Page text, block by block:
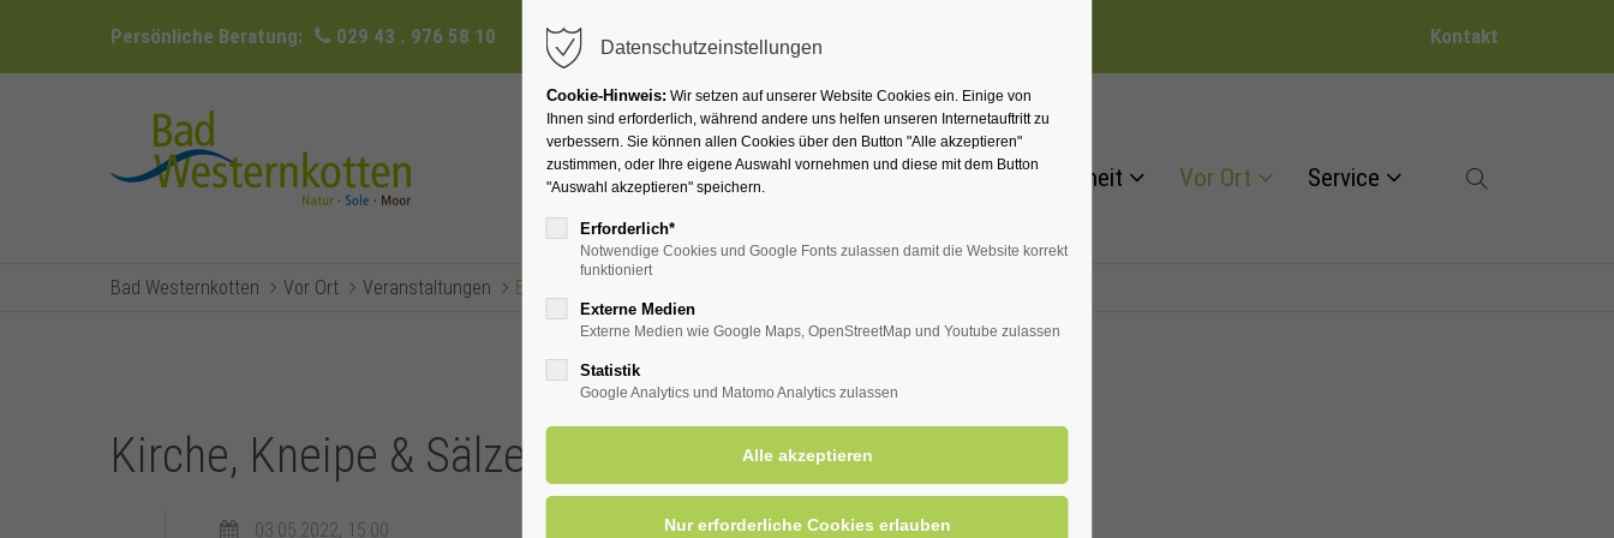
Persönliche Beratung: 029 43 . 976 58 10 info@badwesternkotten.de Kontakt
Ihr Heilbad Übernachten Für Ihre Gesundheit Vor Ort Service
Bad Westernkotten Vor Ort Veranstaltungen Eventsreader (Timeline)
Kirche, Kneipe & Sälzer - unterhaltsame Ortsführung
03.05.2022, 15:00
Datenschutzeinstellungen
Cookie-Hinweis: Wir setzen auf unserer Website Cookies ein. Einige von
Ihnen sind erforderlich, während andere uns helfen unseren Internetauftritt zu
verbessern. Sie können allen Cookies über den Button "Alle akzeptieren"
zustimmen, oder Ihre eigene Auswahl vornehmen und diese mit dem Button
"Auswahl akzeptieren" speichern.
Erforderlich*
Notwendige Cookies und Google Fonts zulassen damit die Website korrekt
funktioniert
Externe Medien
Externe Medien wie Google Maps, OpenStreetMap und Youtube zulassen
Statistik
Google Analytics und Matomo Analytics zulassen